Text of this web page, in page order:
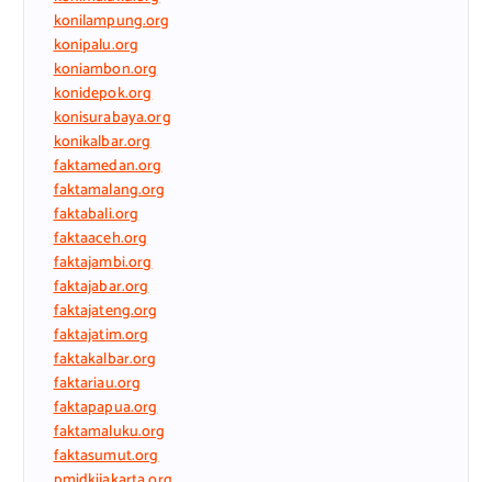
konilampung.org
konipalu.org
koniambon.org
konidepok.org
konisurabaya.org
konikalbar.org
faktamedan.org
faktamalang.org
faktabali.org
faktaaceh.org
faktajambi.org
faktajabar.org
faktajateng.org
faktajatim.org
faktakalbar.org
faktariau.org
faktapapua.org
faktamaluku.org
faktasumut.org